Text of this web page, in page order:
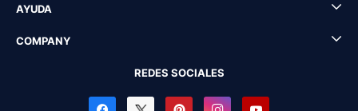
AYUDA
COMPANY
REDES SOCIALES